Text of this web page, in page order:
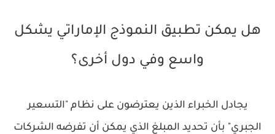
هل يمكن تطبيق النموذج الإماراتي يشكل
واسع وفي دول أخرى؟
يجادل الخبراء الذين يعترضون على نظام "التسعير
الجبري" بأن تحديد المبلغ الذي يمكن أن تفرضه الشركات